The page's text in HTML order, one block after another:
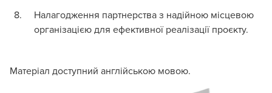
Налагодження партнерства з надійною місцевою
організацією для ефективної реалізації проєкту.
Матеріал доступний англійською мовою.